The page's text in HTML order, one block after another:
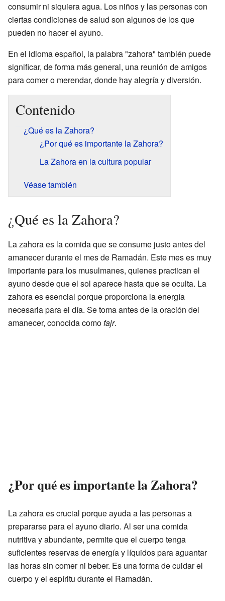
consumir ni siquiera agua. Los niños y las personas con
ciertas condiciones de salud son algunos de los que
pueden no hacer el ayuno.
En el idioma español, la palabra "zahora" también puede
significar, de forma más general, una reunión de amigos
para comer o merendar, donde hay alegría y diversión.
Contenido
¿Qué es la Zahora?
¿Por qué es importante la Zahora?
La Zahora en la cultura popular
Véase también
¿Qué es la Zahora?
La zahora es la comida que se consume justo antes del
amanecer durante el mes de Ramadán. Este mes es muy
importante para los musulmanes, quienes practican el
ayuno desde que el sol aparece hasta que se oculta. La
zahora es esencial porque proporciona la energía
necesaria para el día. Se toma antes de la oración del
amanecer, conocida comofajr.
¿Por qué es importante la Zahora?
La zahora es crucial porque ayuda a las personas a
prepararse para el ayuno diario. Al ser una comida
nutritiva y abundante, permite que el cuerpo tenga
suficientes reservas de energía y líquidos para aguantar
las horas sin comer ni beber. Es una forma de cuidar el
cuerpo y el espíritu durante el Ramadán.